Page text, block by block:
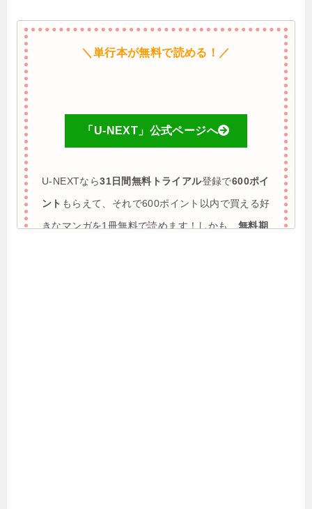
＼単行本が無料で読める！／
「U-NEXT」公式ページへ
U-NEXTなら31日間無料トライアル登録で600ポイ
ント もらえて、それで600ポイント以内で買える好
きなマンガを1冊無料で読めます！しかも、無料期